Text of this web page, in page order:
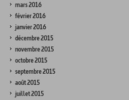
mars 2016
février 2016
janvier 2016
décembre 2015
novembre 2015
octobre 2015
septembre 2015
août 2015
juillet 2015